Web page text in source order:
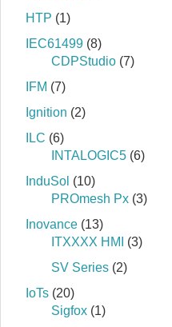
HTP (1)
IEC61499 (8)
CDPStudio (7)
IFM (7)
Ignition (2)
ILC (6)
INTALOGIC5 (6)
InduSol (10)
PROmesh Px (3)
Inovance (13)
ITXXXX HMI
(3)
SV Series (2)
IoTs (20)
Sigfox (1)